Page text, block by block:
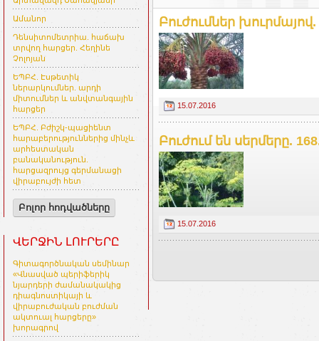
Ամանոր
Դենսիտոմետրիա. հաճախ
տրվող հարցեր. Հեղինե
Չոլոյան
ԵՊԲՀ. Էսթետիկ
ներարկումներ. արդի
միտումներ և անվտանգային
հարցեր
ԵՊԲՀ. Բժիշկ-պացիենտ
հարաբերություններից մինչև
արհեստական
բանականություն.
հարցազրույց գերմանացի
վիրաբույժի հետ
Բոլոր հոդվածները
ՎԵՐՋԻՆ ԼՈՒՐԵՐԸ
Գիտագործնական սեմինար
«Վնասված պերիֆերիկ
նյարդերի ժամանակակից
դիագնոստիկայի և
վիրաբուժական բուժման
ակտուալ հարցերը»
խորագրով
Բուժումներ խուրմայով.
15.07.2016
Բուժում են սերմերը.
15.07.2016